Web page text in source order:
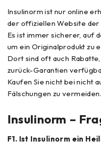
Insulinorm ist nur online
der offiziellen Website
Es ist immer sicherer, auf
um ein Originalprodukt zu
Dort sind oft auch
zurück-Garantien
Kaufen Sie nicht bei nicht
Fälschungen zu vermeiden.
Insulinorm –
F1. Ist Insulinorm ein